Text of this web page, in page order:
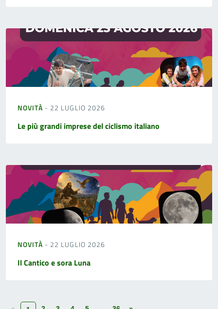
NOVITÀ - 22 LUGLIO 2026
Le più grandi imprese del ciclismo italiano
NOVITÀ - 22 LUGLIO 2026
Il Cantico e sora Luna